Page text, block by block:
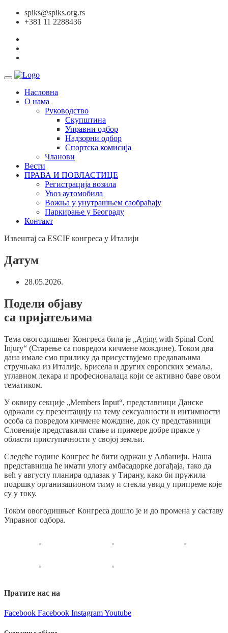
spiks@spiks.org.rs
+381 11 2288436
Насловна
О нама
Руководство
Скупштина
Управни одбор
Надзорни одбор
Спортска комисија
Чланови
Вести
ПРАВА И ПОВЛАСТИЦЕ
Регистрација возила
Увоз аутомобила
Вожња у унутрашњем саобраћају
Паркирање у Београду
Контакт
Извештај са ESCIF конгреса у Италији
Датум
28.05.2026.
Подели објаву
са пријатељима​
Тема овогодишњег Конгреса била је „Аging with Spinal Cord
Injury“ (Старење са повредом кичмене мождине). Током два
дана имале смо прилику да присуствујемо предавањима
стручњака из Италије, Брисела и других европских земаља,
углавном лекара и професионалаца који се активно баве овом
тематиком.
У оквиру секције „Members Input“, представници Данске
одржали су презентацију на тему сексуалности и интимности
особа са повредом кичмене мождине, док су представници
Словеније представили стање и примере добре праксе у
области приступачности у својој земљи.
Следеће године Конгрес ће бити одржан у Албанији. Наша
представница ће имати улогу амбасадорке догађаја, тако да
већ у августу планира одлазак у Тирану, како би пружила
подршку организационом тиму и стекла увид у припреме које
су у току.
Током овогодишњег Конгреса дошло је и до промена у саставу
Управног одбора.
Пратите нас на
Facebook Facebook InstagramYoutube